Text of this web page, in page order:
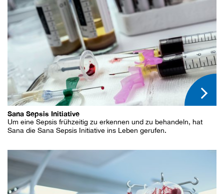
Sana Sepsis Initiative
Um eine Sepsis frühzeitig zu erkennen und zu behandeln, hat
Sana die Sana Sepsis Initiative ins Leben gerufen.